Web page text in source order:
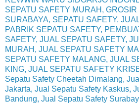
SEPATU SAFETY MURAH,
SURABAYA, SEPATU SAFETY,
PABRIK SEPATU SAFETY,
SAFETY, JUAL SEPATU SAFETY,
MURAH, JUAL SEPATU SAFETY
SEPATU SAFETY MALANG, JUAL
KING, JUAL SEPATU SAFETY
Sepatu Safety Cheetah Dimalang,
Jakarta, Jual Sepatu Safety Kaskus,
Bandung, Jual Sepatu Safety